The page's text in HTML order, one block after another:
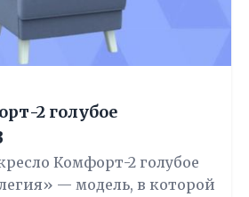
2 голубое
Комфорт-2 голубое
— модель, в которой